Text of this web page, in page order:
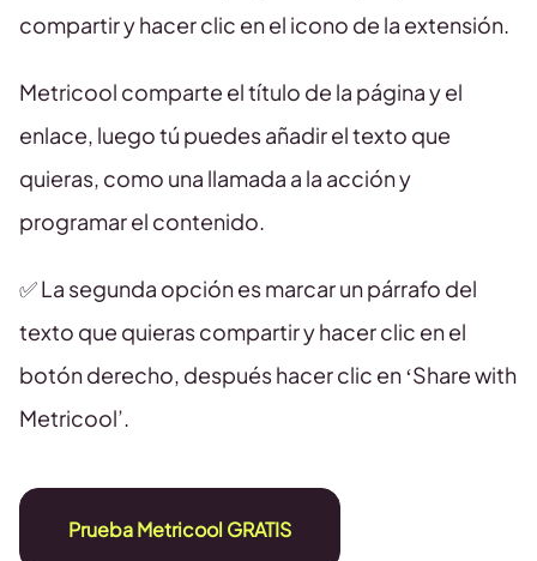
compartir y hacer clic en el icono de la extensión.
Metricool comparte el título de la página y el
enlace, luego tú puedes añadir el texto que
quieras, como una llamada a la acción y
programar el contenido.
✅ La segunda opción es marcar un párrafo del
texto que quieras compartir y hacer clic en el
botón derecho, después hacer clic en ‘Share with
Metricool’.
Prueba Metricool GRATIS